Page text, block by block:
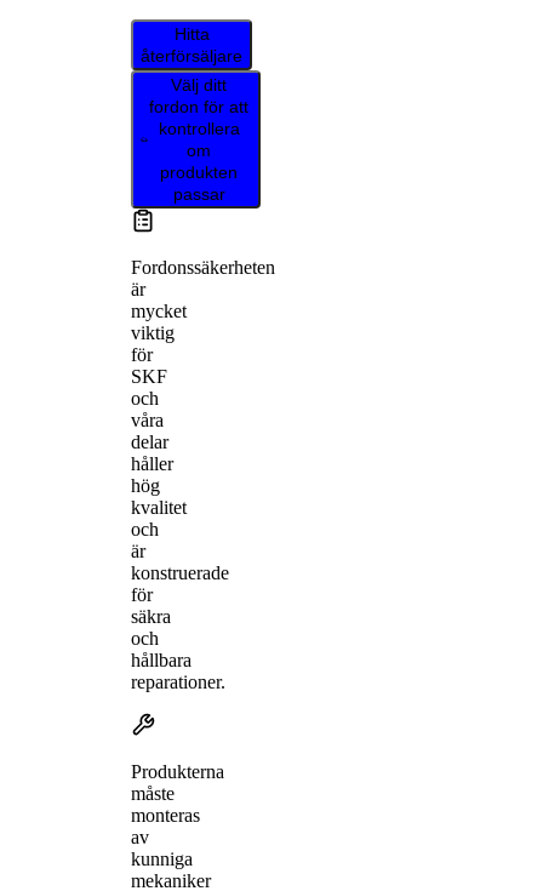
Hitta
återförsäljare
Välj ditt
fordon för att
kontrollera
om
produkten
passar
Fordonssäkerheten
är
mycket
viktig
för
SKF
och
våra
delar
håller
hög
kvalitet
och
är
konstruerade
för
säkra
och
hållbara
reparationer.
Produkterna
måste
monteras
av
kunniga
mekaniker